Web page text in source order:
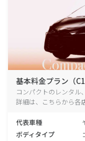
基本料金プラン（C1
コンパクトのレンタル
詳細は、こちらから各
代表車種
ボディタイプ